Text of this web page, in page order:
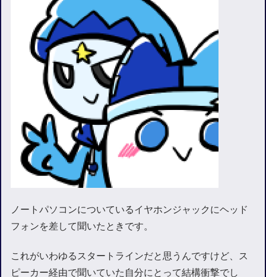
ノートパソコンについているイヤホンジャックにヘッド
フォンを差して聞いたときです。
これがいわゆるスタートラインだと思うんですけど、ス
ピーカー経由で聞いていた自分にとって結構衝撃でし